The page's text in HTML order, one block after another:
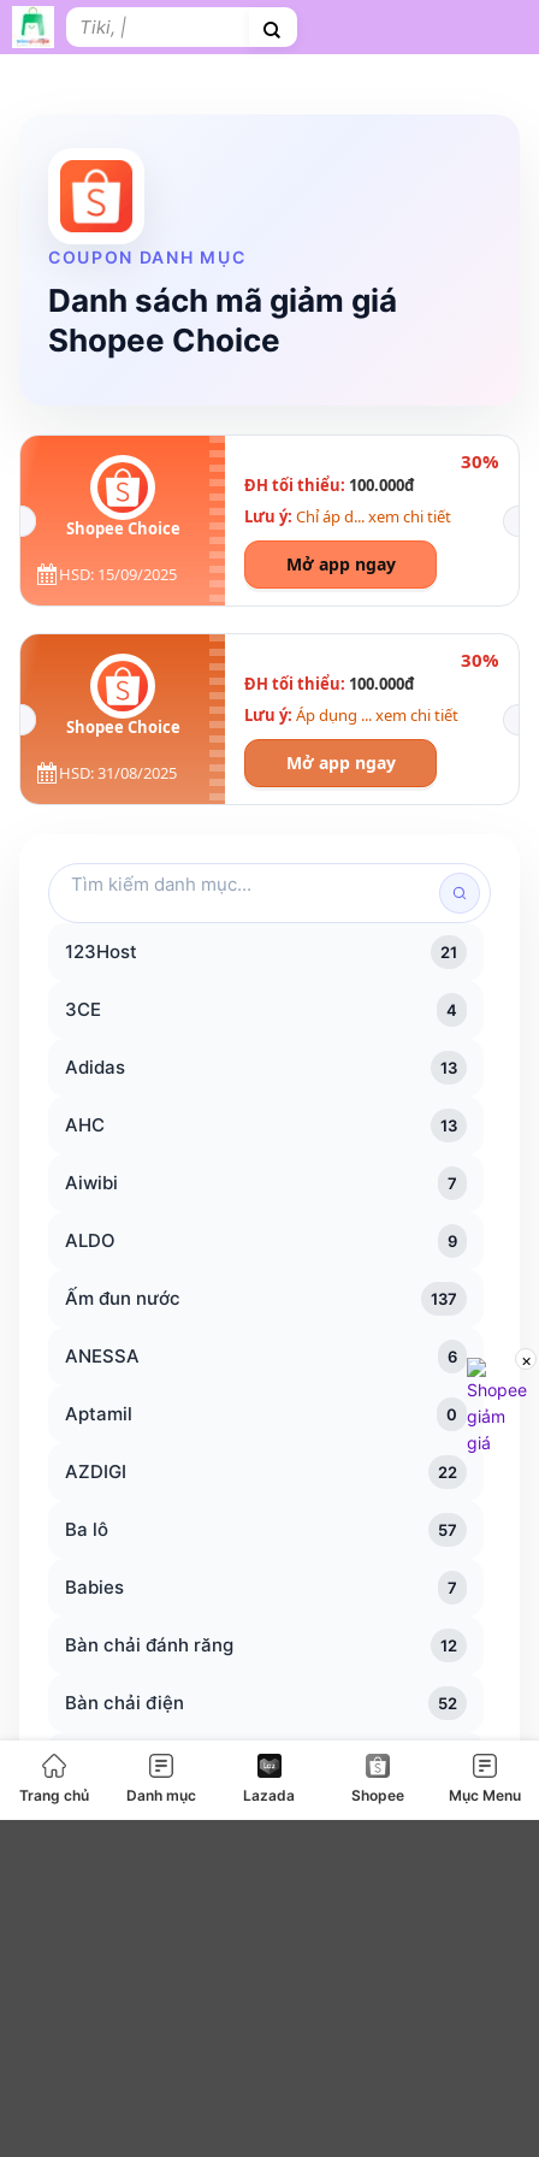
Bỏ
qua
Tìm
kiếm:
Trang chủ Danh mục Lazada Shopee Mục Menu
COUPON DANH MỤC
Danh sách mã giảm giá
Shopee Choice
Shopee Choice
HSD: 15/09/2025
30%
ĐH tối thiểu: 100.000đ
Lưu ý: Chỉ áp d... xem chi tiết
Mở app ngay
Shopee Choice
HSD: 31/08/2025
30%
ĐH tối thiểu: 100.000đ
Lưu ý: Áp dụng ... xem chi tiết
Mở app ngay
Tìm
kiếm
danh
mục
123Host 21
3CE 4
Adidas 13
AHC 13
Aiwibi 7
ALDO 9
Ấm đun nước 137
ANESSA 6
Aptamil 0
AZDIGI 22
Ba lô 57
Babies 7
Bàn chải đánh răng 12
Bàn chải điện 52
Bàn trà
Bàn ủi bàn là 127
×